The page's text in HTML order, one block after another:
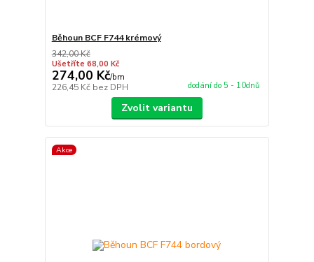
Běhoun BCF F744 krémový
342,00 Kč
Ušetříte 68,00 Kč
274,00 Kč/bm
226,45 Kč bez DPH dodání do 5 - 10dnů
Zvolit variantu
Akce